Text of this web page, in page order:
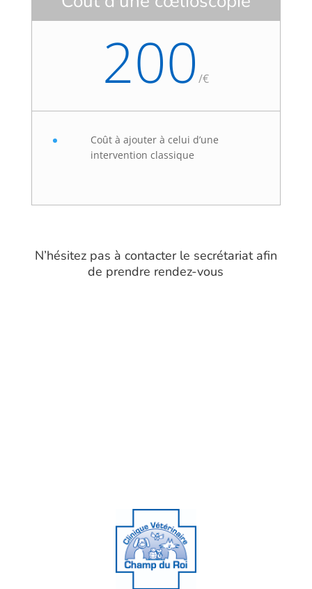
200/€
Coût à ajouter à celui d’une
intervention classique
N’hésitez pas à contacter le secrétariat afin
de prendre rendez-vous